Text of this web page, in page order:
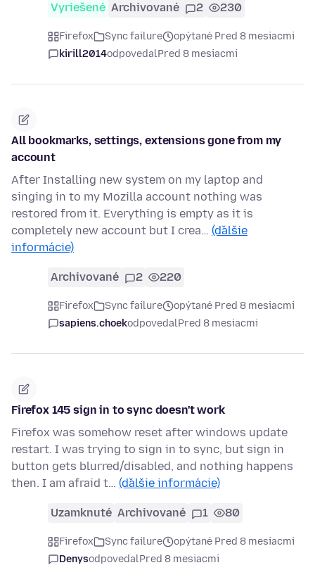
Vyriešené Archivované 2 230
Firefox Sync failure
opýtané Pred 8 mesiacmi
kirill2014odpovedalPred 8 mesiacmi
All bookmarks, settings, extensions gone from my
account
After Installing new system on my laptop and
singing in to my Mozilla account nothing was
restored from it. Everything is empty as it is
completely new account but I crea… (ďalšie
informácie)
Archivované 2 220
Firefox Sync failure
opýtané Pred 8 mesiacmi
sapiens.choekodpovedalPred 8 mesiacmi
Firefox 145 sign in to sync doesn't work
Firefox was somehow reset after windows update
restart. I was trying to sign in to sync, but sign in
button gets blurred/disabled, and nothing happens
then. I am afraid t… (ďalšie informácie)
Uzamknuté Archivované 1 80
Firefox Sync failure
opýtané Pred 8 mesiacmi
DenysodpovedalPred 8 mesiacmi